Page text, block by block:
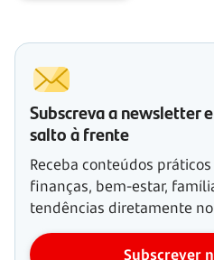
Subscreva a newsletter
salto à frente
Receba conteúdos
finanças, bem-estar,
tendências diretamente
Subscrever